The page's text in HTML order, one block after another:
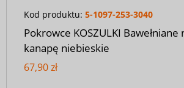
Kod produktu: 5-1097-253-3040
Pokrowce KOSZULKI Bawełniane
kanapę niebieskie
67,90 zł